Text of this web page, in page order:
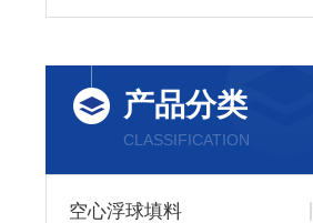
产品分类
CLASSIFICATION
空心浮球填料